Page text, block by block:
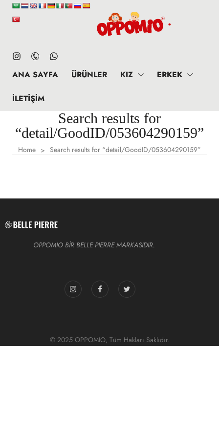
ANA SAYFA ÜRÜNLER KIZ ERKEK
İLETIŞIM
Search results for
“detail/GoodID/053604290159”
Home > Search results for “detail/GoodID/053604290159”
OPPOMIO BİR BELLE PIERRE MARKASIDIR.
© 2025 OPPOMIO, Tüm Hakları Saklıdır.